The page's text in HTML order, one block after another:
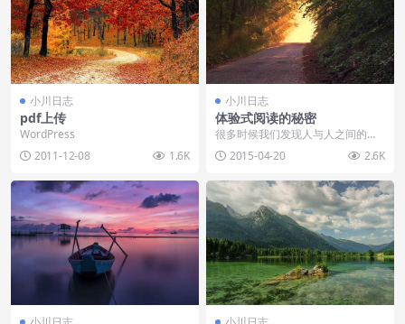
小川日志
pdf上传
WordPress
2011-12-08
1.6K
小川日志
体验式阅读的秘密
很多时候我们发现人与人之间的差
距很大，无论是财富的积累，还是
知识的储备，甚至人品...
2015-04-20 2.6K